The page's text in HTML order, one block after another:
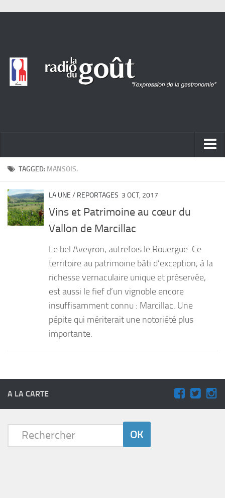
ACTUALITÉ
PORTRAITS
LIVRES
Desserts
TAGGED: MANSOIS.
LA UNE / REPORTAGES 3 OCT, 2017
Vins et Patrimoine au cœur du
Vallon de Marcillac
Le bel Aveyron, autrefois le Rouergue. Ce
territoire au patrimoine bâti d’exception, à la
richesse vernaculaire unique et préservée,
est aussi le fief d’un vignoble encore
insuffisamment connu : Marcillac. Une
pépite qui mériterait une notoriété plus
importante.
A LA CARTE